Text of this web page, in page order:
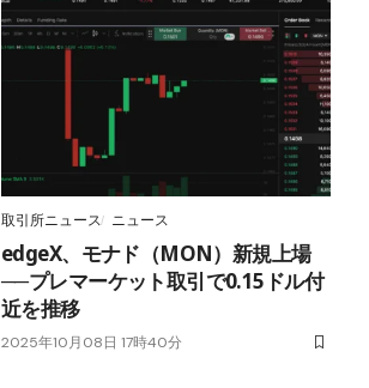
取引所ニュース ニュース
edgeX、モナド（MON）新規上場
──プレマーケット取引で0.15ドル付
近を推移
2025年10月08日 17時40分